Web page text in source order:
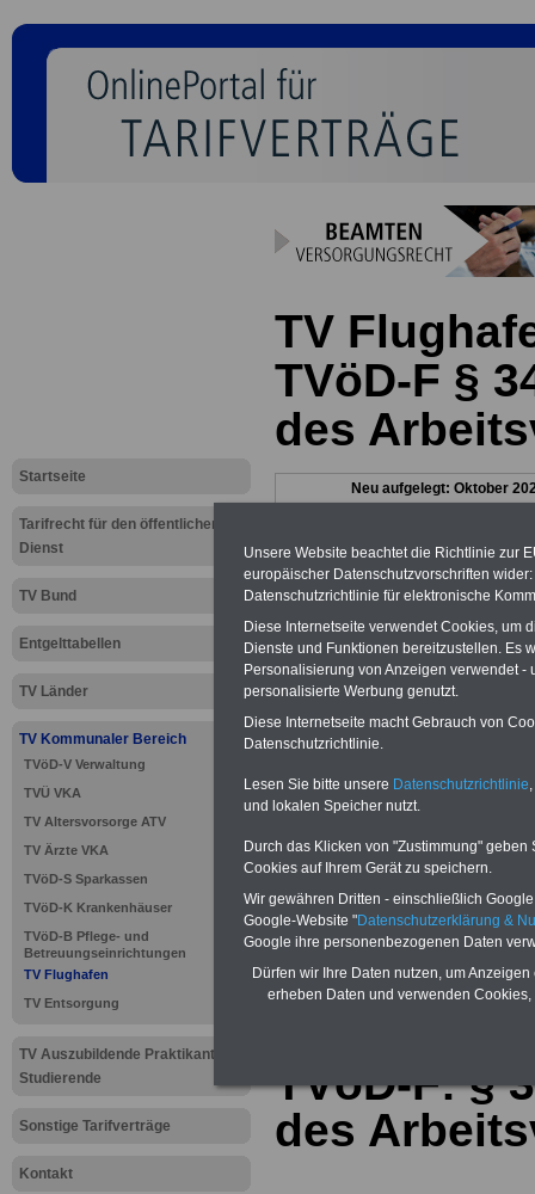
Startseite
Tarifrecht für den öffentlichen
Dienst
TV Bund
Entgelttabellen
TV Länder
TV Kommunaler Bereich
TVöD-V Verwaltung
TVÜ VKA
TV Altersvorsorge ATV
TV Ärzte VKA
TVöD-S Sparkassen
TVöD-K Krankenhäuser
TVöD-B Pflege- und
Betreuungseinrichtungen
TV Flughafen
TV Entsorgung
TV Auszubildende Praktikanten
Studierende
Sonstige Tarifverträge
Kontakt
TV
TVöD-F §
des
Neu aufgelegt: Oktober
>>>zur
TV
TVöD-F: §
des
Unsere Website beachtet die Richtlinie zur
europäischer Datenschutzvorschriften
Datenschutzrichtlinie für elektronische
Diese Internetseite verwendet Cookies, um
Dienste und Funktionen bereitzustellen. Es
Personalisierung von Anzeigen verwendet
personalisierte Werbung genutzt.
Diese Internetseite macht Gebrauch von
Datenschutzrichtlinie.
Lesen Sie bitte unsere Datenschutzrichtlinie
und lokalen Speicher nutzt.
Durch das Klicken von "Zustimmung"
Cookies auf Ihrem Gerät zu speichern.
Wir gewähren Dritten - einschließlich
Google-Website "Datenschutzerklärung &
Google ihre personenbezogenen Daten
Dürfen wir Ihre Daten nutzen, um
erheben Daten und verwenden